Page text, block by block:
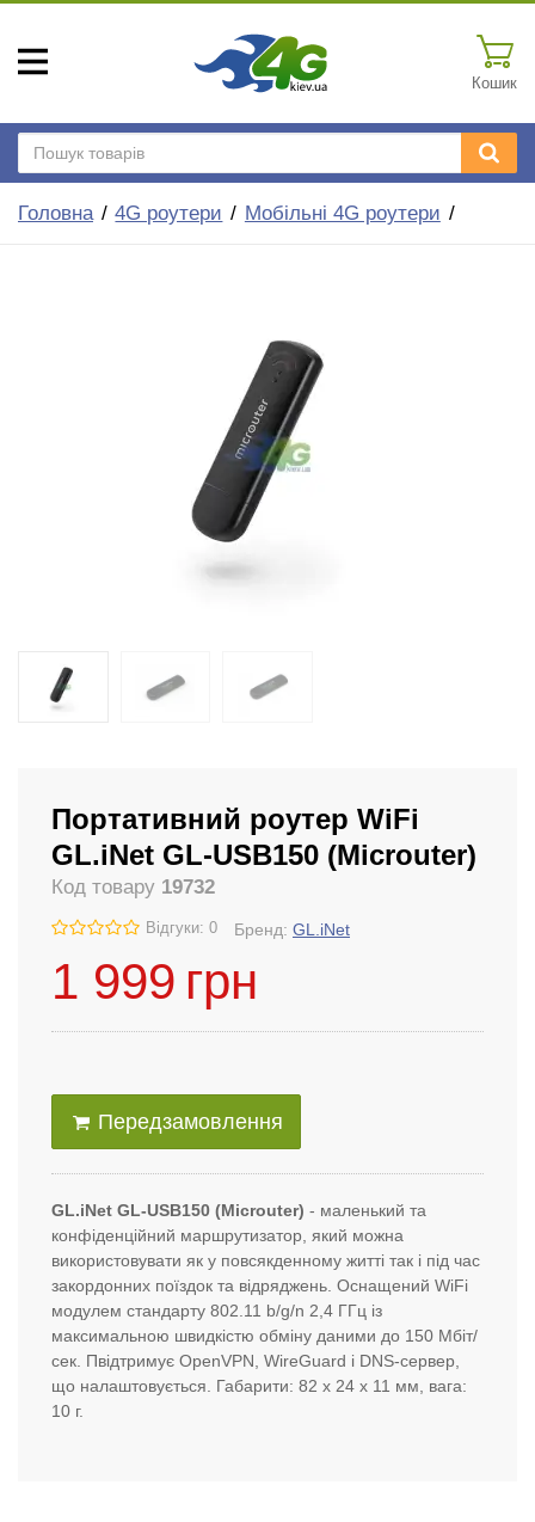
Кошик
Головна 4G роутери Мобільні 4G роутери
Портативний роутер WiFi
GL.iNet GL-USB150 (Microuter)
Код товару 19732
Відгуки: 0 Бренд: GL.iNet
1 999 грн
Передзамовлення
GL.iNet GL-USB150 (Microuter) - маленький та
конфіденційний маршрутизатор, який можна
використовувати як у повсякденному житті так і під час
закордонних поїздок та відряджень. Оснащений WiFi
модулем стандарту 802.11 b/g/n 2,4 ГГц із
максимальною швидкістю обміну даними до 150 Мбіт/
сек. Пвідтримує OpenVPN, WireGuard і DNS-сервер,
що налаштовується. Габарити: 82 х 24 х 11 мм, вага:
10 г.